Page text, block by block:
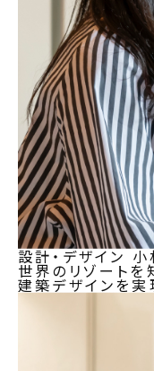
設計・デザイン 小
世界のリゾートを
建築デザインを実